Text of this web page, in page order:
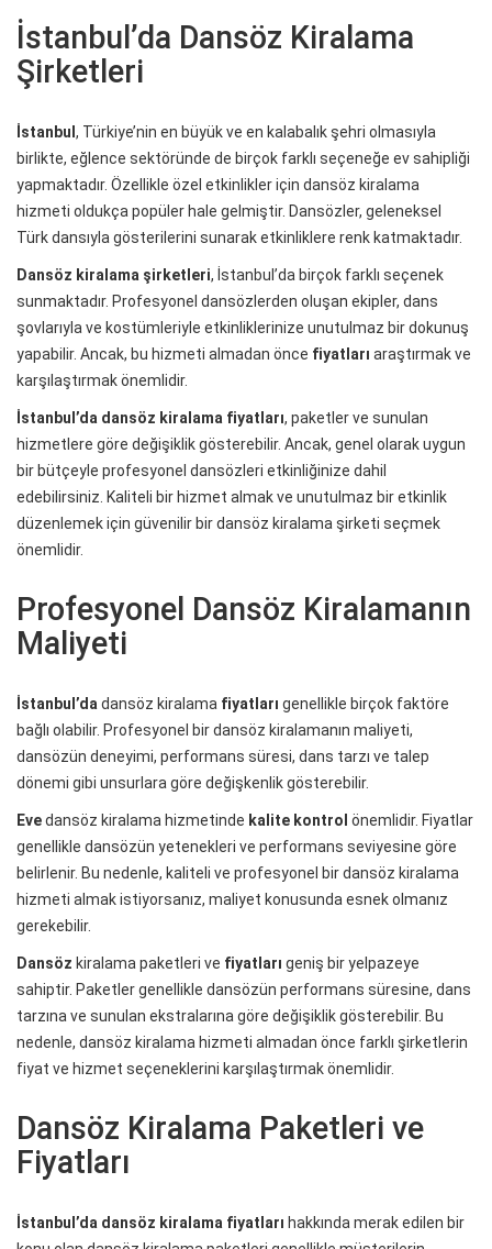
İstanbul’da Dansöz Kiralama
Şirketleri
İstanbul, Türkiye’nin en büyük ve en kalabalık şehri olmasıyla
birlikte, eğlence sektöründe de birçok farklı seçeneğe ev sahipliği
yapmaktadır. Özellikle özel etkinlikler için dansöz kiralama
hizmeti oldukça popüler hale gelmiştir. Dansözler, geleneksel
Türk dansıyla gösterilerini sunarak etkinliklere renk katmaktadır.
Dansöz kiralama şirketleri, İstanbul’da birçok farklı seçenek
sunmaktadır. Profesyonel dansözlerden oluşan ekipler, dans
şovlarıyla ve kostümleriyle etkinliklerinize unutulmaz bir dokunuş
yapabilir. Ancak, bu hizmeti almadan önce fiyatları araştırmak ve
karşılaştırmak önemlidir.
İstanbul’da dansöz kiralama fiyatları, paketler ve sunulan
hizmetlere göre değişiklik gösterebilir. Ancak, genel olarak uygun
bir bütçeyle profesyonel dansözleri etkinliğinize dahil
edebilirsiniz. Kaliteli bir hizmet almak ve unutulmaz bir etkinlik
düzenlemek için güvenilir bir dansöz kiralama şirketi seçmek
önemlidir.
Profesyonel Dansöz Kiralamanın
Maliyeti
İstanbul’da dansöz kiralama fiyatları genellikle birçok faktöre
bağlı olabilir. Profesyonel bir dansöz kiralamanın maliyeti,
dansözün deneyimi, performans süresi, dans tarzı ve talep
dönemi gibi unsurlara göre değişkenlik gösterebilir.
Evedansöz kiralama hizmetinde kalite kontrol önemlidir. Fiyatlar
genellikle dansözün yetenekleri ve performans seviyesine göre
belirlenir. Bu nedenle, kaliteli ve profesyonel bir dansöz kiralama
hizmeti almak istiyorsanız, maliyet konusunda esnek olmanız
gerekebilir.
Dansöz kiralama paketleri ve fiyatları geniş bir yelpazeye
sahiptir. Paketler genellikle dansözün performans süresine, dans
tarzına ve sunulan ekstralarına göre değişiklik gösterebilir. Bu
nedenle, dansöz kiralama hizmeti almadan önce farklı şirketlerin
fiyat ve hizmet seçeneklerini karşılaştırmak önemlidir.
Dansöz Kiralama Paketleri ve
Fiyatları
İstanbul’da dansöz kiralama fiyatları hakkında merak edilen bir